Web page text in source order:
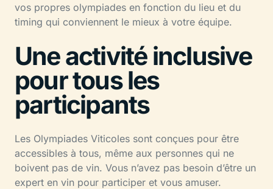
vos propres olympiades en fonction du lieu et du
timing qui conviennent le mieux à votre équipe.
Une activité inclusive
pour tous les
participants
Les Olympiades Viticoles sont conçues pour être
accessibles à tous, même aux personnes qui ne
boivent pas de vin. Vous n’avez pas besoin d’être un
expert en vin pour participer et vous amuser.